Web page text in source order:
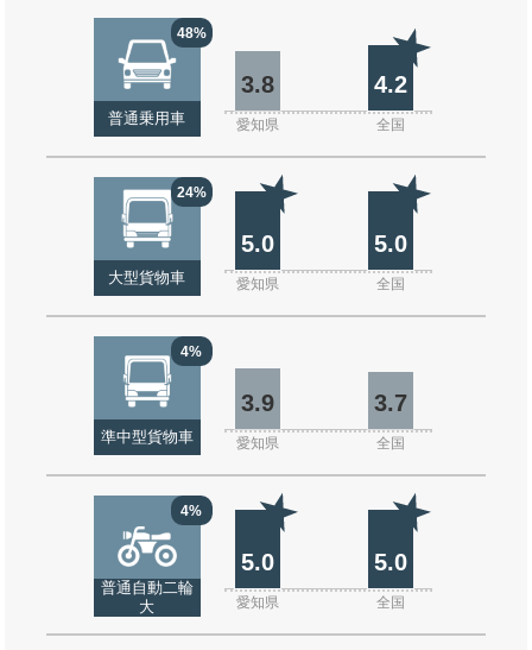
48%
普通乗用車
3.8 4.2
愛知県 全国
24%
大型貨物車
5.0 5.0
愛知県 全国
4%
準中型貨物車
3.9 3.7
愛知県 全国
4%
普通自動二輪
大
5.0 5.0
愛知県 全国